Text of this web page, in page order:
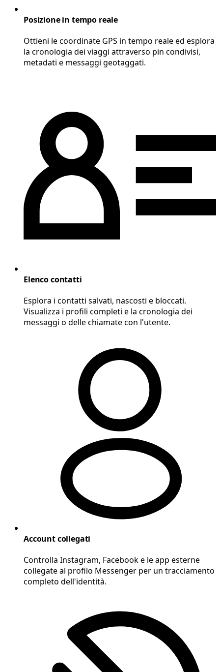
Posizione in tempo reale
Ottieni le coordinate GPS in tempo reale ed esplora
la cronologia dei viaggi attraverso pin condivisi,
metadati e messaggi geotaggati.
Elenco contatti
Esplora i contatti salvati, nascosti e bloccati.
Visualizza i profili completi e la cronologia dei
messaggi o delle chiamate con l'utente.
Account collegati
Controlla Instagram, Facebook e le app esterne
collegate al profilo Messenger per un tracciamento
completo dell'identità.